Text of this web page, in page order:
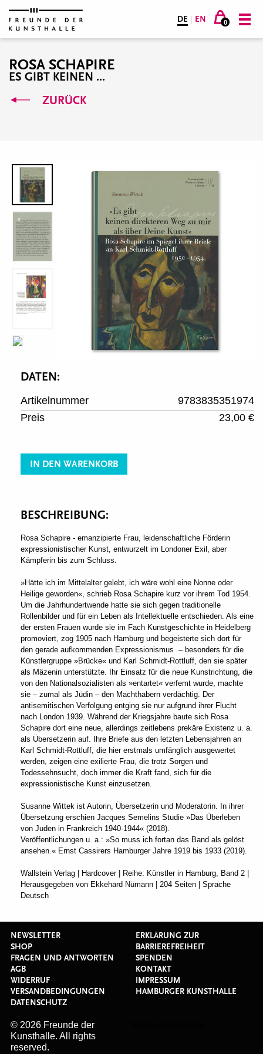
DE | EN 0
ROSA SCHAPIRE
ES GIBT KEINEN ...
ZURÜCK
DATEN:
Artikelnummer
9783835351974
Preis
23,00 €
IN DEN WARENKORB
BESCHREIBUNG:
Rosa Schapire - emanzipierte Frau, leidenschaftliche Förderin
expressionistischer Kunst, entwurzelt im Londoner Exil, aber
Kämpferin bis zum Schluss.
»Hätte ich im Mittelalter gelebt, ich wäre wohl eine Nonne oder
Heilige geworden«, schrieb Rosa Schapire kurz vor ihrem Tod 1954.
Um die Jahrhundertwende hatte sie sich gegen traditionelle
Rollenbilder und für ein Leben als Intellektuelle entschieden. Als eine
der ersten Frauen wurde sie im Fach Kunstgeschichte in Heidelberg
promoviert, zog 1905 nach Hamburg und begeisterte sich dort für
den gerade aufkommenden Expressionismus – besonders für die
Künstlergruppe »Brücke« und Karl Schmidt-Rottluff, den sie später
als Mäzenin unterstützte. Ihr Einsatz für die neue Kunstrichtung, die
von den Nationalsozialisten als »entartet« verfemt wurde, machte
sie – zumal als Jüdin – den Machthabern verdächtig. Der
antisemitischen Verfolgung entging sie nur aufgrund ihrer Flucht
nach London 1939. Während der Kriegsjahre baute sich Rosa
Schapire dort eine neue, allerdings zeitlebens prekäre Existenz u. a.
als Übersetzerin auf. Ihre Briefe aus den letzten Lebensjahren an
Karl Schmidt-Rottluff, die hier erstmals umfänglich ausgewertet
werden, zeigen eine exilierte Frau, die trotz Sorgen und
Todessehnsucht, doch immer die Kraft fand, sich für die
expressionistische Kunst einzusetzen.
Susanne Wittek ist Autorin, Übersetzerin und Moderatorin. In ihrer
Übersetzung erschien Jacques Semelins Studie »Das Überleben
von Juden in Frankreich 1940-1944« (2018).
Veröffentlichungen u. a.: »So muss ich fortan das Band als gelöst
ansehen.« Ernst Cassirers Hamburger Jahre 1919 bis 1933 (2019).
Wallstein Verlag | Hardcover | Reihe: Künstler in Hamburg, Band 2 |
Herausgegeben von Ekkehard Nümann | 204 Seiten | Sprache
Deutsch
© 2026 Freunde der
Kunsthalle. All rights
reserved.
NEWSLETTER
SHOP
FRAGEN UND ANTWORTEN
AGB
WIDERRUF
VERSANDBEDINGUNGEN
DATENSCHUTZ
ERKLÄRUNG ZUR
BARRIEREFREIHEIT
SPENDEN
KONTAKT
IMPRESSUM
HAMBURGER KUNSTHALLE